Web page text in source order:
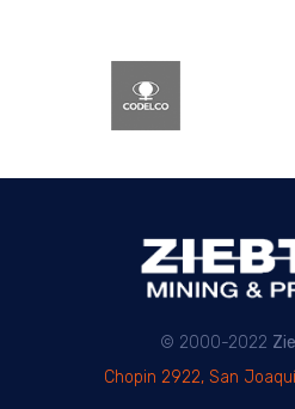
© 2000-2022
Chopin 2922, San